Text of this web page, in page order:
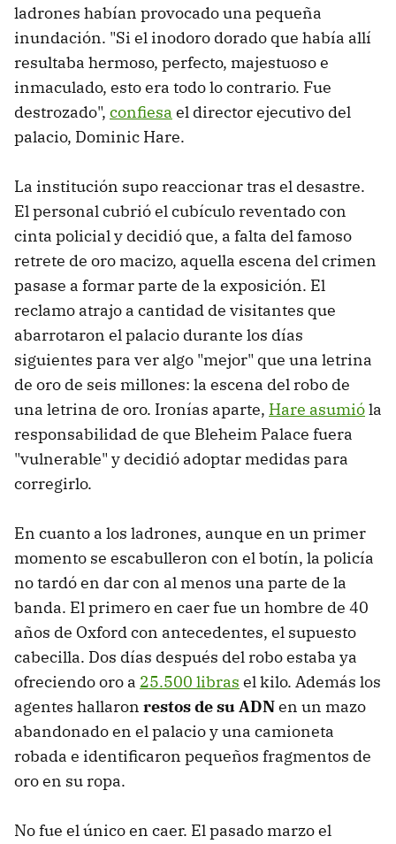
ladrones habían provocado una pequeña
inundación. "Si el inodoro dorado que había allí
resultaba hermoso, perfecto, majestuoso e
inmaculado, esto era todo lo contrario. Fue
destrozado", confiesa el director ejecutivo del
palacio, Dominic Hare.
La institución supo reaccionar tras el desastre.
El personal cubrió el cubículo reventado con
cinta policial y decidió que, a falta del famoso
retrete de oro macizo, aquella escena del crimen
pasase a formar parte de la exposición. El
reclamo atrajo a cantidad de visitantes que
abarrotaron el palacio durante los días
siguientes para ver algo "mejor" que una letrina
de oro de seis millones: la escena del robo de
una letrina de oro. Ironías aparte, Hare asumióla
responsabilidad de que Bleheim Palace fuera
"vulnerable" y decidió adoptar medidas para
corregirlo.
En cuanto a los ladrones, aunque en un primer
momento se escabulleron con el botín, la policía
no tardó en dar con al menos una parte de la
banda. El primero en caer fue un hombre de 40
años de Oxford con antecedentes, el supuesto
cabecilla. Dos días después del robo estaba ya
ofreciendo oro a 25.500 libras el kilo. Además los
agentes hallaron restos de su ADNen un mazo
abandonado en el palacio y una camioneta
robada e identificaron pequeños fragmentos de
oro en su ropa.
No fue el único en caer. El pasado marzo el